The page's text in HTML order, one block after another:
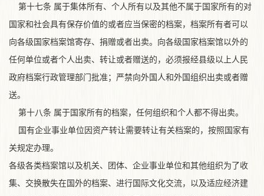
第十七条 属于集体所有、个人所有以及其他不属于国家所有的对
国家和社会具有保存价值的或者应当保密的档案，档案所有者可以
向各级国家档案馆寄存、捐赠或者出卖。向各级国家档案馆以外的
任何单位或者个人出卖、转让或者赠送的，必须报经县级以上人民
政府档案行政管理部门批准；严禁向外国人和外国组织出卖或者赠
送。
第十八条 属于国家所有的档案，任何组织和个人都不得出卖。
国有企业事业单位因资产转让需要转让有关档案的，按照国家有
关规定办理。
各级各类档案馆以及机关、团体、企业事业单位和其他组织为了收
集、交换散失在国外的档案、进行国际文化交流，以及适应经济建